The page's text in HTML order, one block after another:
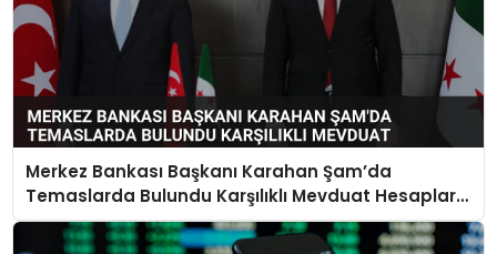
Merkez Bankası Başkanı Karahan Şam’da
Temaslarda Bulundu Karşılıklı Mevduat Hesapları
Açılacak